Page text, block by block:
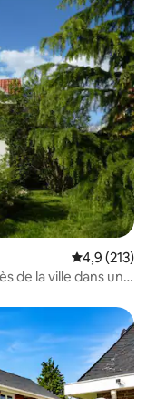
Évaluation
4,9 (213)
de la ville dans un